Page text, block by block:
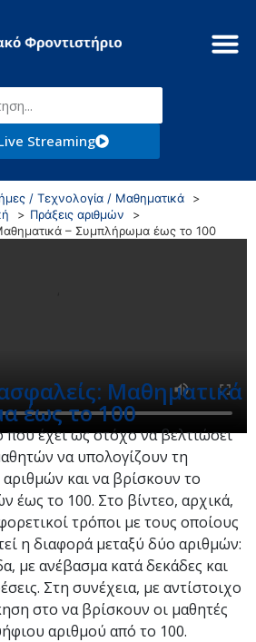
Streaming
/ Τεχνολογία / Μαθηματικά
Πράξεις αριθμών
– Συμπλήρωμα έως το 100
Μαθηματικά
έως το 100
που έχει ως στόχο να βελτιώσει
να υπολογίζουν τη
και να βρίσκουν το
έως το 100. Στο βίντεο, αρχικά,
τρόποι με τους οποίους
η διαφορά μεταξύ δύο αριθμών:
με ανέβασμα κατά δεκάδες και
Στη συνέχεια, με αντίστοιχο
στο να βρίσκουν οι μαθητές
αριθμού από το 100.